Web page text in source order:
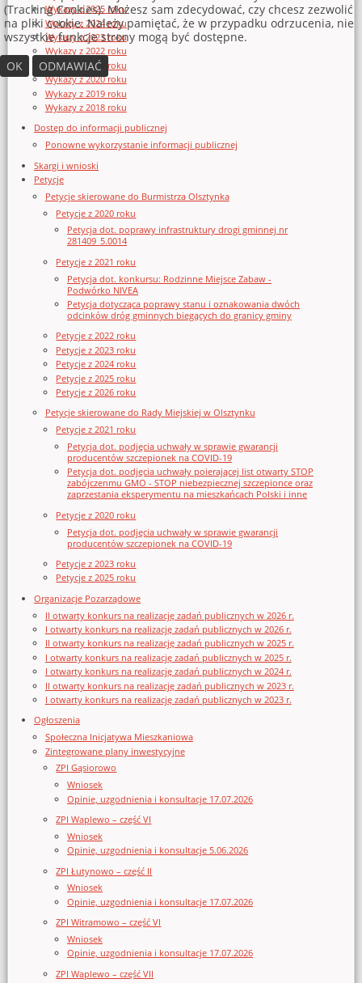
Wykazy z 2025 roku
Wykazy z 2024 roku
Wykazy z 2023 roku
Wykazy z 2022 roku
Wykazy z 2021 roku
Wykazy z 2020 roku
Wykazy z 2019 roku
Wykazy z 2018 roku
Dostęp do informacji publicznej
Ponowne wykorzystanie informacji publicznej
Skargi i wnioski
Petycje
Petycje skierowane do Burmistrza Olsztynka
Petycje z 2020 roku
Petycja dot. poprawy infrastruktury drogi gminnej nr
281409_5.0014
Petycje z 2021 roku
Petycja dot. konkursu: Rodzinne Miejsce Zabaw -
Podwórko NIVEA
Petycja dotycząca poprawy stanu i oznakowania dwóch
odcinków dróg gminnych biegących do granicy gminy
Petycje z 2022 roku
Petycje z 2023 roku
Petycje z 2024 roku
Petycje z 2025 roku
Petycje z 2026 roku
Petycje skierowane do Rady Miejskiej w Olsztynku
Petycje z 2021 roku
Petycja dot. podjęcia uchwały w sprawie gwarancji
producentów szczepionek na COVID-19
Petycja dot. podjęcia uchwały poierającej list otwarty STOP
zabójczenmu GMO - STOP niebezpiecznej szczepionce oraz
zaprzestania eksperymentu na mieszkańcach Polski i inne
Petycje z 2020 roku
Petycja dot. podjęcia uchwały w sprawie gwarancji
producentów szczepionek na COVID-19
Petycje z 2023 roku
Petycje z 2025 roku
Organizacje Pozarządowe
II otwarty konkurs na realizację zadań publicznych w 2026 r.
I otwarty konkurs na realizację zadań publicznych w 2026 r.
II otwarty konkurs na realizację zadań publicznych w 2025 r.
I otwarty konkurs na realizację zadań publicznych w 2025 r.
I otwarty konkurs na realizację zadań publicznych w 2024 r.
II otwarty konkurs na realizację zadań publicznych w 2023 r.
I otwarty konkurs na realizację zadań publicznych w 2023 r.
Ogłoszenia
Społeczna Inicjatywa Mieszkaniowa
Zintegrowane plany inwestycyjne
ZPI Gąsiorowo
Wniosek
Opinie, uzgodnienia i konsultacje 17.07.2026
ZPI Waplewo – część VI
Wniosek
Opinie, uzgodnienia i konsultacje 5.06.2026
ZPI Łutynowo – część II
Wniosek
Opinie, uzgodnienia i konsultacje 17.07.2026
ZPI Witramowo – część VI
Wniosek
Opinie, uzgodnienia i konsultacje 17.07.2026
ZPI Waplewo – część VII
(Tracking Cookies). Możesz sam zdecydować, czy chcesz zezwolić
na pliki cookie. Należy pamiętać, że w przypadku odrzucenia, nie
wszystkie funkcje strony mogą być dostępne.
OK
ODMAWIAĆ